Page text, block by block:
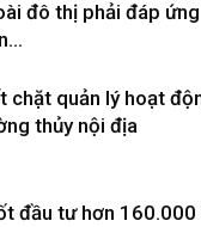
đô thị phải đáp
chặt quản lý hoạt
thủy nội địa
đầu tư hơn 160.000